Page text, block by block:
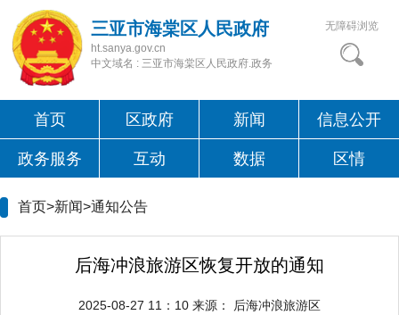
三亚市海棠区人民政府
ht.sanya.gov.cn
中文域名 : 三亚市海棠区人民政府.政务
无障碍浏览
首页 区政府 新闻 信息公开
政务服务 互动 数据 区情
首页>新闻>通知公告
后海冲浪旅游区恢复开放的通知
2025-08-27 11：10 来源： 后海冲浪旅游区